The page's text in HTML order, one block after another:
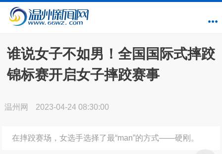
谁说女子不如男！全国国际式摔跤
锦标赛开启女子摔跤赛事
温州网 2023-04-24 08:30:00
在摔跤赛场，女选手选择了最“man”的方式——硬刚。